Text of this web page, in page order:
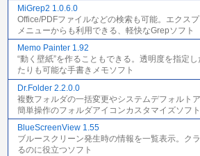
MiGrep2 1.0.6.0
Office/PDFファイルなどの検索も可能。エクス
メニューからも利用できる、軽快なGrepソフト
Memo Painter 1.92
“動く壁紙”を作ることもできる。透明度を指定
たりも可能な手書きメモソフト
Dr.Folder 2.2.0.0
複数フォルダの一括変更やシステムデフォルト
簡単操作のフォルダアイコンカスタマイズソフト
BlueScreenView 1.55
ブルースクリーン発生時の情報を一覧表示。ク
るのに役立つソフト